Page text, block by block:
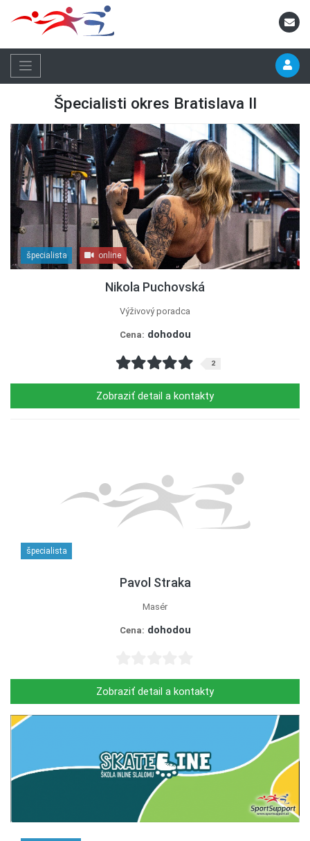
Špecialisti okres Bratislava II
špecialista online
Nikola Puchovská
Výživový poradca
Cena: dohodou
2
Zobraziť detail a kontakty
špecialista
Pavol Straka
Masér
Cena: dohodou
Zobraziť detail a kontakty